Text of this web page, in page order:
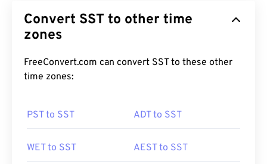
Convert SST to other time
zones
FreeConvert.com can convert SST to these other
time zones:
PST to SST ADT to SST
WET to SST AEST to SST